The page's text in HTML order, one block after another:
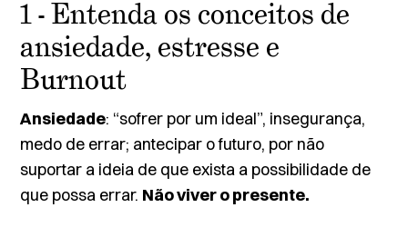
1 - Entenda os conceitos de
ansiedade, estresse e
Burnout
Ansiedade: “sofrer por um ideal”, insegurança,
medo de errar; antecipar o futuro, por não
suportar a ideia de que exista a possibilidade de
que possa errar. Não viver o presente.